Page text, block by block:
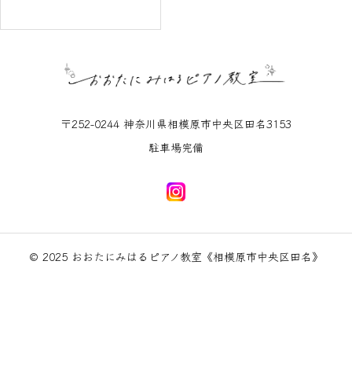
〒252-0244 神奈川県相模原市中央区田名3153
駐車場完備
© 2025 おおたにみはるピアノ教室《相模原市中央区田名》